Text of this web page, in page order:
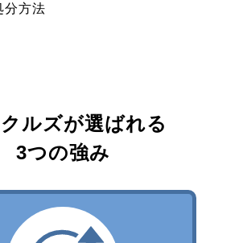
分方法
ルズが選ばれる
3つの強み